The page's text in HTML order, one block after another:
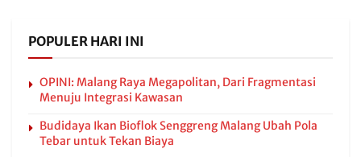
POPULER HARI INI
OPINI: Malang Raya Megapolitan, Dari Fragmentasi
Menuju Integrasi Kawasan
Budidaya Ikan Bioflok Senggreng Malang Ubah Pola
Tebar untuk Tekan Biaya